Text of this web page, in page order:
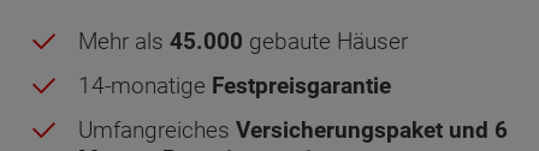
Mehr als 45.000 gebaute Häuser
14-monatige Festpreisgarantie
Umfangreiches Versicherungspaket und 6